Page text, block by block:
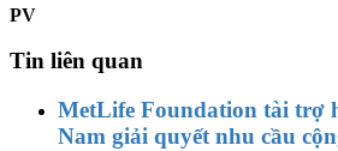
PV
Tin liên quan
MetLife Foundation tài trợ
Nam giải quyết nhu cầu